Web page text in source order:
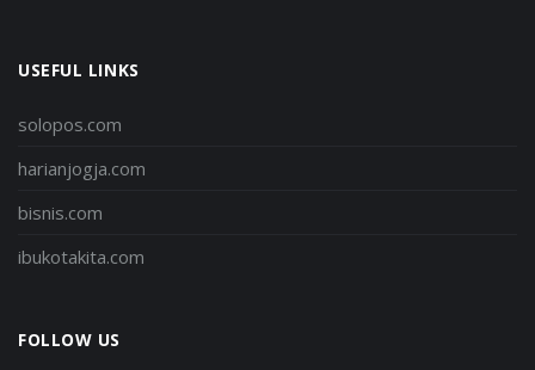
USEFUL LINKS
solopos.com
harianjogja.com
bisnis.com
ibukotakita.com
FOLLOW US